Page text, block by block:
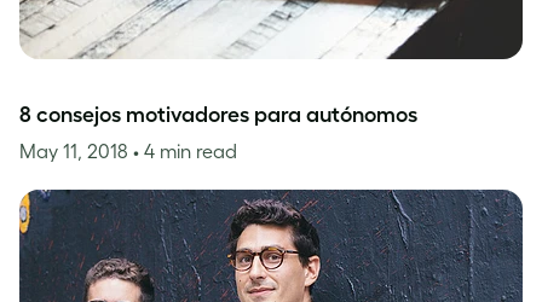
8 consejos motivadores para autónomos
May 11, 2018 • 4 min read